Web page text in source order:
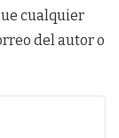
cualquier
del autor o